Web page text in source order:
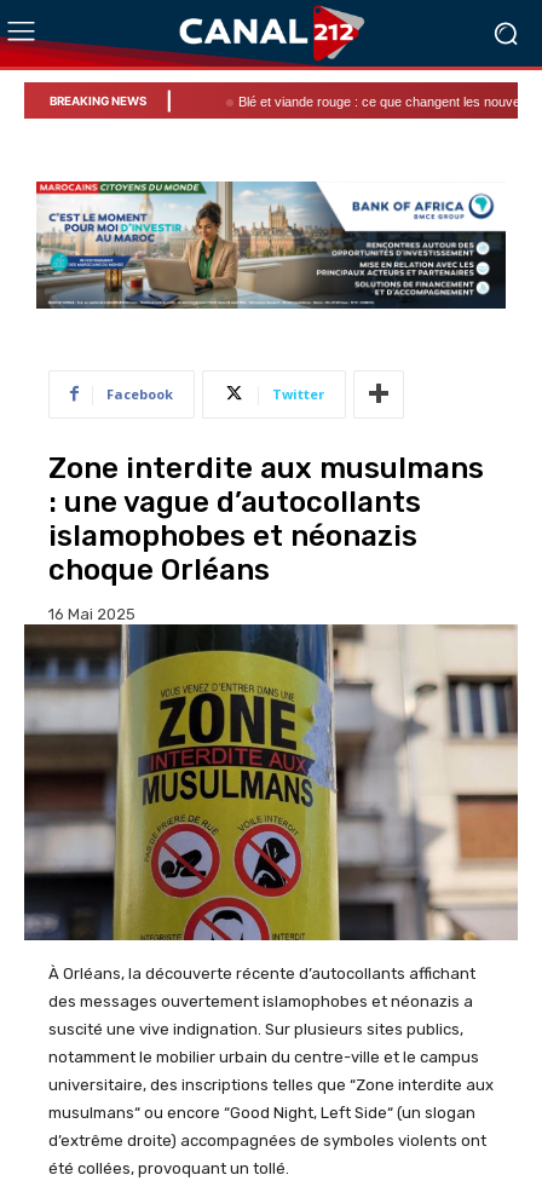
BREAKING NEWS Blé et viande rouge : ce que changent les nouvelles mesures
Facebook Twitter
Zone interdite aux musulmans
: une vague d’autocollants
islamophobes et néonazis
choque Orléans
16 Mai 2025
À Orléans, la découverte récente d’autocollants affichant
des messages ouvertement islamophobes et néonazis a
suscité une vive indignation. Sur plusieurs sites publics,
notamment le mobilier urbain du centre-ville et le campus
universitaire, des inscriptions telles que “Zone interdite aux
musulmans“ ou encore “Good Night, Left Side“ (un slogan
d’extrême droite) accompagnées de symboles violents ont
été collées, provoquant un tollé.